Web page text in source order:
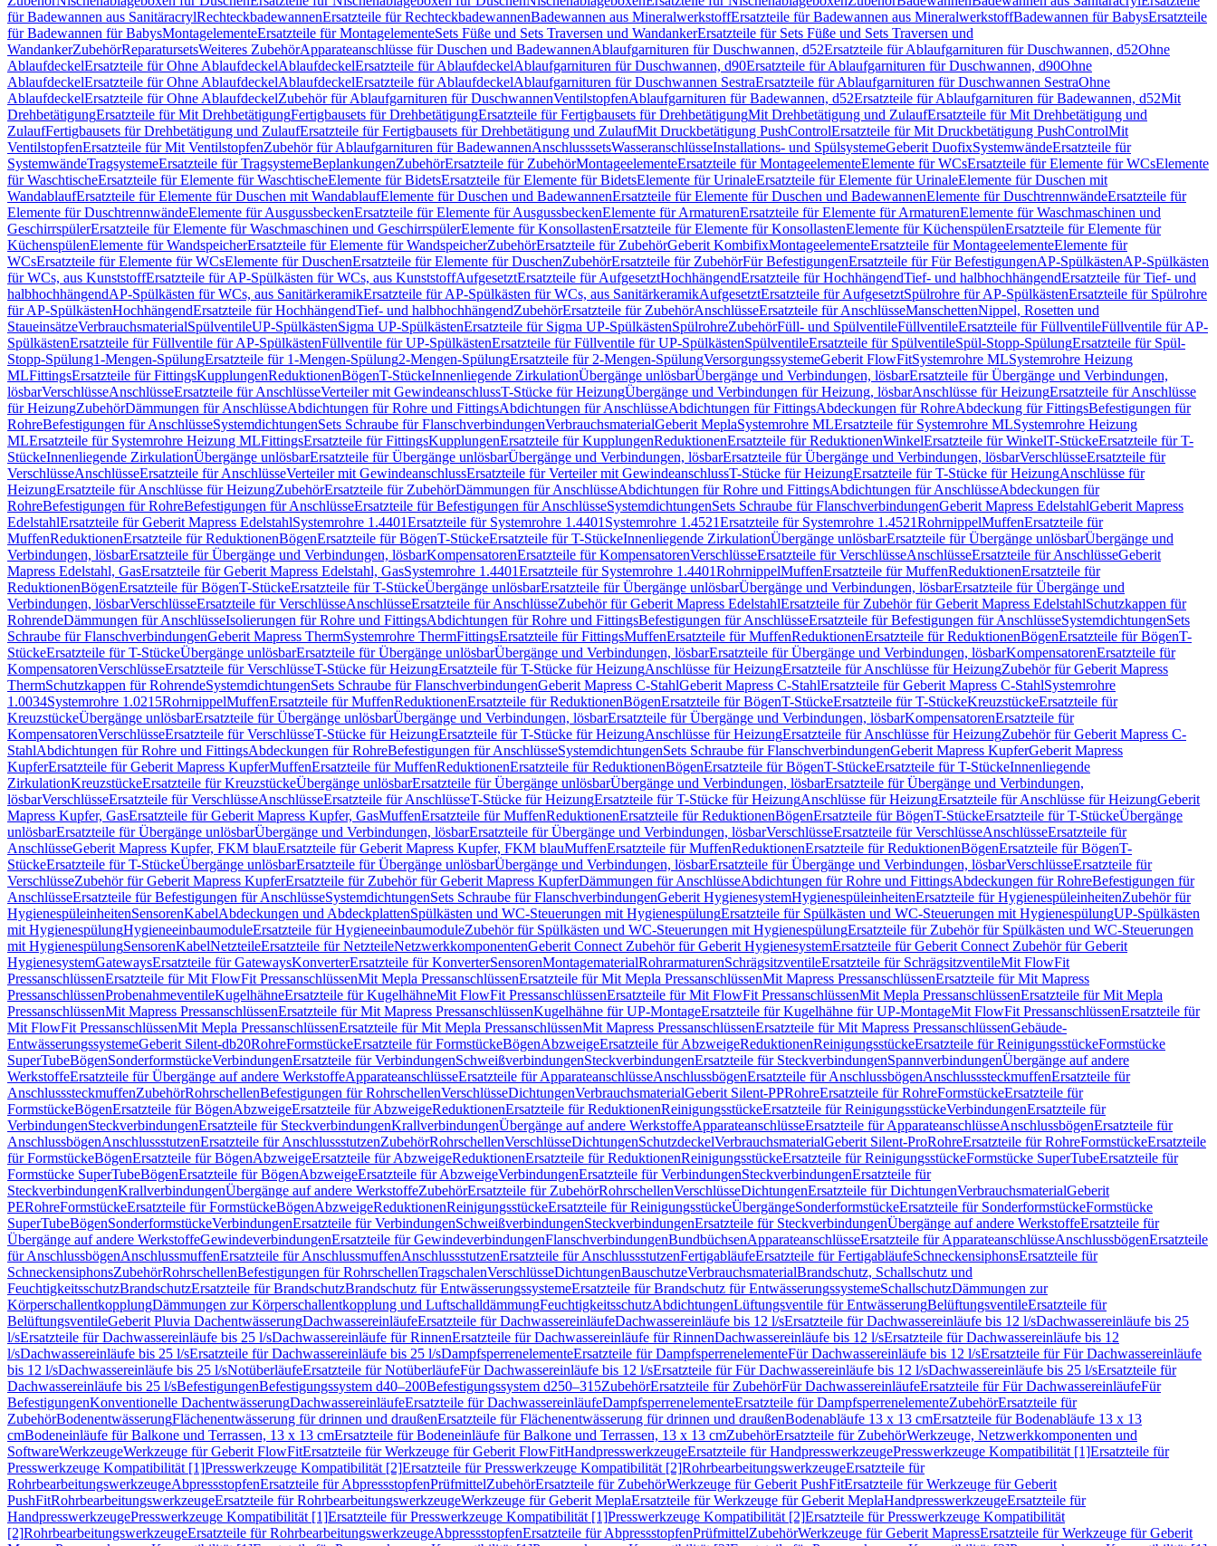
für Badewannen aus SanitäracrylRechteckbadewannenErsatzteile für RechteckbadewannenBadewannen aus MineralwerkstoffErsatzteile für Badewannen aus MineralwerkstoffBadewannen für BabysErsatzteile
für Badewannen für BabysMontagelementeErsatzteile für MontagelementeSets Füße und Sets Traversen und WandankerErsatzteile für Sets Füße und Sets Traversen und
WandankerZubehörReparatursetsWeiteres ZubehörApparateanschlüsse für Duschen und BadewannenAblaufgarnituren für Duschwannen, d52Ersatzteile für Ablaufgarnituren für Duschwannen, d52Ohne
AblaufdeckelErsatzteile für Ohne AblaufdeckelAblaufdeckelErsatzteile für AblaufdeckelAblaufgarnituren für Duschwannen, d90Ersatzteile für Ablaufgarnituren für Duschwannen, d90Ohne
AblaufdeckelErsatzteile für Ohne AblaufdeckelAblaufdeckelErsatzteile für AblaufdeckelAblaufgarnituren für Duschwannen SestraErsatzteile für Ablaufgarnituren für Duschwannen SestraOhne
AblaufdeckelErsatzteile für Ohne AblaufdeckelZubehör für Ablaufgarnituren für DuschwannenVentilstopfenAblaufgarnituren für Badewannen, d52Ersatzteile für Ablaufgarnituren für Badewannen, d52Mit
DrehbetätigungErsatzteile für Mit DrehbetätigungFertigbausets für DrehbetätigungErsatzteile für Fertigbausets für DrehbetätigungMit Drehbetätigung und ZulaufErsatzteile für Mit Drehbetätigung und
ZulaufFertigbausets für Drehbetätigung und ZulaufErsatzteile für Fertigbausets für Drehbetätigung und ZulaufMit Druckbetätigung PushControlErsatzteile für Mit Druckbetätigung PushControlMit
VentilstopfenErsatzteile für Mit VentilstopfenZubehör für Ablaufgarnituren für BadewannenAnschlusssetsWasseranschlüsseInstallations- und SpülsystemeGeberit DuofixSystemwändeErsatzteile für
SystemwändeTragsystemeErsatzteile für TragsystemeBeplankungenZubehörErsatzteile für ZubehörMontageelementeErsatzteile für MontageelementeElemente für WCsErsatzteile für Elemente für WCsElemente
für WaschtischeErsatzteile für Elemente für WaschtischeElemente für BidetsErsatzteile für Elemente für BidetsElemente für UrinaleErsatzteile für Elemente für UrinaleElemente für Duschen mit
WandablaufErsatzteile für Elemente für Duschen mit WandablaufElemente für Duschen und BadewannenErsatzteile für Elemente für Duschen und BadewannenElemente für DuschtrennwändeErsatzteile für
Elemente für DuschtrennwändeElemente für AusgussbeckenErsatzteile für Elemente für AusgussbeckenElemente für ArmaturenErsatzteile für Elemente für ArmaturenElemente für Waschmaschinen und
GeschirrspülerErsatzteile für Elemente für Waschmaschinen und GeschirrspülerElemente für KonsollastenErsatzteile für Elemente für KonsollastenElemente für KüchenspülenErsatzteile für Elemente für
KüchenspülenElemente für WandspeicherErsatzteile für Elemente für WandspeicherZubehörErsatzteile für ZubehörGeberit KombifixMontageelementeErsatzteile für MontageelementeElemente für
WCsErsatzteile für Elemente für WCsElemente für DuschenErsatzteile für Elemente für DuschenZubehörErsatzteile für ZubehörFür BefestigungenErsatzteile für Für BefestigungenAP-SpülkästenAP-Spülkästen
für WCs, aus KunststoffErsatzteile für AP-Spülkästen für WCs, aus KunststoffAufgesetztErsatzteile für AufgesetztHochhängendErsatzteile für HochhängendTief- und halbhochhängendErsatzteile für Tief- und
halbhochhängendAP-Spülkästen für WCs, aus SanitärkeramikErsatzteile für AP-Spülkästen für WCs, aus SanitärkeramikAufgesetztErsatzteile für AufgesetztSpülrohre für AP-SpülkästenErsatzteile für Spülrohre
für AP-SpülkästenHochhängendErsatzteile für HochhängendTief- und halbhochhängendZubehörErsatzteile für ZubehörAnschlüsseErsatzteile für AnschlüsseManschettenNippel, Rosetten und
StaueinsätzeVerbrauchsmaterialSpülventileUP-SpülkästenSigma UP-SpülkästenErsatzteile für Sigma UP-SpülkästenSpülrohreZubehörFüll- und SpülventileFüllventileErsatzteile für FüllventileFüllventile für AP-
SpülkästenErsatzteile für Füllventile für AP-SpülkästenFüllventile für UP-SpülkästenErsatzteile für Füllventile für UP-SpülkästenSpülventileErsatzteile für SpülventileSpül-Stopp-SpülungErsatzteile für Spül-
Stopp-Spülung1-Mengen-SpülungErsatzteile für 1-Mengen-Spülung2-Mengen-SpülungErsatzteile für 2-Mengen-SpülungVersorgungssystemeGeberit FlowFitSystemrohre MLSystemrohre Heizung
MLFittingsErsatzteile für FittingsKupplungenReduktionenBögenT-StückeInnenliegende ZirkulationÜbergänge unlösbarÜbergänge und Verbindungen, lösbarErsatzteile für Übergänge und Verbindungen,
lösbarVerschlüsseAnschlüsseErsatzteile für AnschlüsseVerteiler mit GewindeanschlussT-Stücke für HeizungÜbergänge und Verbindungen für Heizung, lösbarAnschlüsse für HeizungErsatzteile für Anschlüsse
für HeizungZubehörDämmungen für AnschlüsseAbdichtungen für Rohre und FittingsAbdichtungen für AnschlüsseAbdichtungen für FittingsAbdeckungen für RohreAbdeckung für FittingsBefestigungen für
RohreBefestigungen für AnschlüsseSystemdichtungenSets Schraube für FlanschverbindungenVerbrauchsmaterialGeberit MeplaSystemrohre MLErsatzteile für Systemrohre MLSystemrohre Heizung
MLErsatzteile für Systemrohre Heizung MLFittingsErsatzteile für FittingsKupplungenErsatzteile für KupplungenReduktionenErsatzteile für ReduktionenWinkelErsatzteile für WinkelT-StückeErsatzteile für T-
StückeInnenliegende ZirkulationÜbergänge unlösbarErsatzteile für Übergänge unlösbarÜbergänge und Verbindungen, lösbarErsatzteile für Übergänge und Verbindungen, lösbarVerschlüsseErsatzteile für
VerschlüsseAnschlüsseErsatzteile für AnschlüsseVerteiler mit GewindeanschlussErsatzteile für Verteiler mit GewindeanschlussT-Stücke für HeizungErsatzteile für T-Stücke für HeizungAnschlüsse für
HeizungErsatzteile für Anschlüsse für HeizungZubehörErsatzteile für ZubehörDämmungen für AnschlüsseAbdichtungen für Rohre und FittingsAbdichtungen für AnschlüsseAbdeckungen für
RohreBefestigungen für RohreBefestigungen für AnschlüsseErsatzteile für Befestigungen für AnschlüsseSystemdichtungenSets Schraube für FlanschverbindungenGeberit Mapress EdelstahlGeberit Mapress
EdelstahlErsatzteile für Geberit Mapress EdelstahlSystemrohre 1.4401Ersatzteile für Systemrohre 1.4401 Systemrohre 1.4521Ersatzteile für Systemrohre 1.4521RohrnippelMuffenErsatzteile für
MuffenReduktionenErsatzteile für ReduktionenBögenErsatzteile für BögenT-StückeErsatzteile für T-StückeInnenliegende ZirkulationÜbergänge unlösbarErsatzteile für Übergänge unlösbarÜbergänge und
Verbindungen, lösbarErsatzteile für Übergänge und Verbindungen, lösbarKompensatorenErsatzteile für KompensatorenVerschlüsseErsatzteile für VerschlüsseAnschlüsseErsatzteile für AnschlüsseGeberit
Mapress Edelstahl, GasErsatzteile für Geberit Mapress Edelstahl, GasSystemrohre 1.4401Ersatzteile für Systemrohre 1.4401RohrnippelMuffenErsatzteile für MuffenReduktionenErsatzteile für
ReduktionenBögenErsatzteile für BögenT-StückeErsatzteile für T-StückeÜbergänge unlösbarErsatzteile für Übergänge unlösbarÜbergänge und Verbindungen, lösbarErsatzteile für Übergänge und
Verbindungen, lösbarVerschlüsseErsatzteile für VerschlüsseAnschlüsseErsatzteile für AnschlüsseZubehör für Geberit Mapress EdelstahlErsatzteile für Zubehör für Geberit Mapress EdelstahlSchutzkappen für
RohrendeDämmungen für AnschlüsseIsolierungen für Rohre und FittingsAbdichtungen für Rohre und FittingsBefestigungen für AnschlüsseErsatzteile für Befestigungen für AnschlüsseSystemdichtungenSets
Schraube für FlanschverbindungenGeberit Mapress ThermSystemrohre ThermFittingsErsatzteile für FittingsMuffenErsatzteile für MuffenReduktionenErsatzteile für ReduktionenBögenErsatzteile für BögenT-
StückeErsatzteile für T-StückeÜbergänge unlösbarErsatzteile für Übergänge unlösbarÜbergänge und Verbindungen, lösbarErsatzteile für Übergänge und Verbindungen, lösbarKompensatorenErsatzteile für
KompensatorenVerschlüsseErsatzteile für VerschlüsseT-Stücke für HeizungErsatzteile für T-Stücke für HeizungAnschlüsse für HeizungErsatzteile für Anschlüsse für HeizungZubehör für Geberit Mapress
ThermSchutzkappen für RohrendeSystemdichtungenSets Schraube für FlanschverbindungenGeberit Mapress C-StahlGeberit Mapress C-StahlErsatzteile für Geberit Mapress C-StahlSystemrohre
1.0034Systemrohre 1.0215RohrnippelMuffenErsatzteile für MuffenReduktionenErsatzteile für ReduktionenBögenErsatzteile für BögenT-StückeErsatzteile für T-StückeKreuzstückeErsatzteile für
KreuzstückeÜbergänge unlösbarErsatzteile für Übergänge unlösbarÜbergänge und Verbindungen, lösbarErsatzteile für Übergänge und Verbindungen, lösbarKompensatorenErsatzteile für
KompensatorenVerschlüsseErsatzteile für VerschlüsseT-Stücke für HeizungErsatzteile für T-Stücke für HeizungAnschlüsse für HeizungErsatzteile für Anschlüsse für HeizungZubehör für Geberit Mapress C-
StahlAbdichtungen für Rohre und FittingsAbdeckungen für RohreBefestigungen für AnschlüsseSystemdichtungenSets Schraube für FlanschverbindungenGeberit Mapress KupferGeberit Mapress
KupferErsatzteile für Geberit Mapress KupferMuffenErsatzteile für MuffenReduktionenErsatzteile für ReduktionenBögenErsatzteile für BögenT-StückeErsatzteile für T-StückeInnenliegende
ZirkulationKreuzstückeErsatzteile für KreuzstückeÜbergänge unlösbarErsatzteile für Übergänge unlösbarÜbergänge und Verbindungen, lösbarErsatzteile für Übergänge und Verbindungen,
lösbarVerschlüsseErsatzteile für VerschlüsseAnschlüsseErsatzteile für AnschlüsseT-Stücke für HeizungErsatzteile für T-Stücke für HeizungAnschlüsse für HeizungErsatzteile für Anschlüsse für HeizungGeberit
Mapress Kupfer, GasErsatzteile für Geberit Mapress Kupfer, GasMuffenErsatzteile für MuffenReduktionenErsatzteile für ReduktionenBögenErsatzteile für BögenT-StückeErsatzteile für T-StückeÜbergänge
unlösbarErsatzteile für Übergänge unlösbarÜbergänge und Verbindungen, lösbarErsatzteile für Übergänge und Verbindungen, lösbarVerschlüsseErsatzteile für VerschlüsseAnschlüsseErsatzteile für
AnschlüsseGeberit Mapress Kupfer, FKM blauErsatzteile für Geberit Mapress Kupfer, FKM blauMuffenErsatzteile für MuffenReduktionenErsatzteile für ReduktionenBögenErsatzteile für BögenT-
StückeErsatzteile für T-StückeÜbergänge unlösbarErsatzteile für Übergänge unlösbarÜbergänge und Verbindungen, lösbarErsatzteile für Übergänge und Verbindungen, lösbarVerschlüsseErsatzteile für
VerschlüsseZubehör für Geberit Mapress KupferErsatzteile für Zubehör für Geberit Mapress KupferDämmungen für AnschlüsseAbdichtungen für Rohre und FittingsAbdeckungen für RohreBefestigungen für
AnschlüsseErsatzteile für Befestigungen für AnschlüsseSystemdichtungenSets Schraube für FlanschverbindungenGeberit HygienesystemHygienespüleinheitenErsatzteile für HygienespüleinheitenZubehör für
HygienespüleinheitenSensorenKabelAbdeckungen und AbdeckplattenSpülkästen und WC-Steuerungen mit HygienespülungErsatzteile für Spülkästen und WC-Steuerungen mit HygienespülungUP-Spülkästen
mit HygienespülungHygieneeinbaumoduleErsatzteile für HygieneeinbaumoduleZubehör für Spülkästen und WC-Steuerungen mit HygienespülungErsatzteile für Zubehör für Spülkästen und WC-Steuerungen
mit HygienespülungSensorenKabelNetzteileErsatzteile für NetzteileNetzwerkkomponentenGeberit Connect Zubehör für Geberit HygienesystemErsatzteile für Geberit Connect Zubehör für Geberit
HygienesystemGatewaysErsatzteile für GatewaysKonverterErsatzteile für KonverterSensorenMontagematerialRohrarmaturenSchrägsitzventileErsatzteile für SchrägsitzventileMit FlowFit
PressanschlüssenErsatzteile für Mit FlowFit PressanschlüssenMit Mepla PressanschlüssenErsatzteile für Mit Mepla PressanschlüssenMit Mapress PressanschlüssenErsatzteile für Mit Mapress
PressanschlüssenProbenahmeventileKugelhähneErsatzteile für KugelhähneMit FlowFit PressanschlüssenErsatzteile für Mit FlowFit PressanschlüssenMit Mepla PressanschlüssenErsatzteile für Mit Mepla
PressanschlüssenMit Mapress PressanschlüssenErsatzteile für Mit Mapress PressanschlüssenKugelhähne für UP-MontageErsatzteile für Kugelhähne für UP-MontageMit FlowFit PressanschlüssenErsatzteile für
Mit FlowFit PressanschlüssenMit Mepla PressanschlüssenErsatzteile für Mit Mepla PressanschlüssenMit Mapress PressanschlüssenErsatzteile für Mit Mapress PressanschlüssenGebäude-
EntwässerungssystemeGeberit Silent-db20RohreFormstückeErsatzteile für FormstückeBögenAbzweigeErsatzteile für AbzweigeReduktionenReinigungsstückeErsatzteile für ReinigungsstückeFormstücke
SuperTubeBögenSonderformstückeVerbindungenErsatzteile für VerbindungenSchweißverbindungenSteckverbindungenErsatzteile für SteckverbindungenSpannverbindungenÜbergänge auf andere
WerkstoffeErsatzteile für Übergänge auf andere WerkstoffeApparateanschlüsseErsatzteile für ApparateanschlüsseAnschlussbögenErsatzteile für AnschlussbögenAnschlusssteckmuffenErsatzteile für
AnschlusssteckmuffenZubehörRohrschellenBefestigungen für RohrschellenVerschlüsseDichtungenVerbrauchsmaterialGeberit Silent-PPRohreErsatzteile für RohreFormstückeErsatzteile für
FormstückeBögenErsatzteile für BögenAbzweigeErsatzteile für AbzweigeReduktionenErsatzteile für ReduktionenReinigungsstückeErsatzteile für ReinigungsstückeVerbindungenErsatzteile für
VerbindungenSteckverbindungenErsatzteile für SteckverbindungenKrallverbindungenÜbergänge auf andere WerkstoffeApparateanschlüsseErsatzteile für ApparateanschlüsseAnschlussbögenErsatzteile für
AnschlussbögenAnschlussstutzenErsatzteile für AnschlussstutzenZubehörRohrschellenVerschlüsseDichtungenSchutzdeckelVerbrauchsmaterialGeberit Silent-ProRohreErsatzteile für RohreFormstückeErsatzteile
für FormstückeBögenErsatzteile für BögenAbzweigeErsatzteile für AbzweigeReduktionenErsatzteile für ReduktionenReinigungsstückeErsatzteile für ReinigungsstückeFormstücke SuperTubeErsatzteile für
Formstücke SuperTubeBögenErsatzteile für BögenAbzweigeErsatzteile für AbzweigeVerbindungenErsatzteile für VerbindungenSteckverbindungenErsatzteile für
SteckverbindungenKrallverbindungenÜbergänge auf andere WerkstoffeZubehörErsatzteile für ZubehörRohrschellenVerschlüsseDichtungenErsatzteile für DichtungenVerbrauchsmaterialGeberit
PERohreFormstückeErsatzteile für FormstückeBögenAbzweigeReduktionenReinigungsstückeErsatzteile für ReinigungsstückeÜbergängeSonderformstückeErsatzteile für SonderformstückeFormstücke
SuperTubeBögenSonderformstückeVerbindungenErsatzteile für VerbindungenSchweißverbindungenSteckverbindungenErsatzteile für SteckverbindungenÜbergänge auf andere WerkstoffeErsatzteile für
Übergänge auf andere WerkstoffeGewindeverbindungenErsatzteile für GewindeverbindungenFlanschverbindungenBundbüchsenApparateanschlüsseErsatzteile für ApparateanschlüsseAnschlussbögenErsatzteile
für AnschlussbögenAnschlussmuffenErsatzteile für AnschlussmuffenAnschlussstutzenErsatzteile für AnschlussstutzenFertigabläufeErsatzteile für FertigabläufeSchneckensiphonsErsatzteile für
SchneckensiphonsZubehörRohrschellenBefestigungen für RohrschellenTragschalenVerschlüsseDichtungenBauschutzeVerbrauchsmaterialBrandschutz, Schallschutz und
FeuchtigkeitsschutzBrandschutzErsatzteile für BrandschutzBrandschutz für EntwässerungssystemeErsatzteile für Brandschutz für EntwässerungssystemeSchallschutzDämmungen zur
KörperschallentkopplungDämmungen zur Körperschallentkopplung und LuftschalldämmungFeuchtigkeitsschutzAbdichtungenLüftungsventile für EntwässerungBelüftungsventileErsatzteile für
BelüftungsventileGeberit Pluvia DachentwässerungDachwassereinläufeErsatzteile für DachwassereinläufeDachwassereinläufe bis 12 l/sErsatzteile für Dachwassereinläufe bis 12 l/sDachwassereinläufe bis 25
l/sErsatzteile für Dachwassereinläufe bis 25 l/sDachwassereinläufe für RinnenErsatzteile für Dachwassereinläufe für RinnenDachwassereinläufe bis 12 l/sErsatzteile für Dachwassereinläufe bis 12
l/sDachwassereinläufe bis 25 l/sErsatzteile für Dachwassereinläufe bis 25 l/sDampfsperrenelementeErsatzteile für DampfsperrenelementeFür Dachwassereinläufe bis 12 l/sErsatzteile für Für Dachwassereinläufe
bis 12 l/sDachwassereinläufe bis 25 l/sNotüberläufeErsatzteile für NotüberläufeFür Dachwassereinläufe bis 12 l/sErsatzteile für Für Dachwassereinläufe bis 12 l/sDachwassereinläufe bis 25 l/sErsatzteile für
Dachwassereinläufe bis 25 l/sBefestigungenBefestigungssystem d40–200Befestigungssystem d250–315ZubehörErsatzteile für ZubehörFür DachwassereinläufeErsatzteile für Für DachwassereinläufeFür
BefestigungenKonventionelle DachentwässerungDachwassereinläufeErsatzteile für DachwassereinläufeDampfsperrenelementeErsatzteile für DampfsperrenelementeZubehörErsatzteile für
ZubehörBodenentwässerungFlächenentwässerung für drinnen und draußenErsatzteile für Flächenentwässerung für drinnen und draußenBodenabläufe 13 x 13 cmErsatzteile für Bodenabläufe 13 x 13
cmBodeneinläufe für Balkone und Terrassen, 13 x 13 cmErsatzteile für Bodeneinläufe für Balkone und Terrassen, 13 x 13 cmZubehörErsatzteile für ZubehörWerkzeuge, Netzwerkkomponenten und
SoftwareWerkzeugeWerkzeuge für Geberit FlowFitErsatzteile für Werkzeuge für Geberit FlowFitHandpresswerkzeugeErsatzteile für HandpresswerkzeugePresswerkzeuge Kompatibilität [1]Ersatzteile für
Presswerkzeuge Kompatibilität [1]Presswerkzeuge Kompatibilität [2]Ersatzteile für Presswerkzeuge Kompatibilität [2]RohrbearbeitungswerkzeugeErsatzteile für
RohrbearbeitungswerkzeugeAbpressstopfenErsatzteile für AbpressstopfenPrüfmittelZubehörErsatzteile für ZubehörWerkzeuge für Geberit PushFitErsatzteile für Werkzeuge für Geberit
PushFitRohrbearbeitungswerkzeugeErsatzteile für RohrbearbeitungswerkzeugeWerkzeuge für Geberit MeplaErsatzteile für Werkzeuge für Geberit MeplaHandpresswerkzeugeErsatzteile für
HandpresswerkzeugePresswerkzeuge Kompatibilität [1]Ersatzteile für Presswerkzeuge Kompatibilität [1]Presswerkzeuge Kompatibilität [2]Ersatzteile für Presswerkzeuge Kompatibilität
[2]RohrbearbeitungswerkzeugeErsatzteile für RohrbearbeitungswerkzeugeAbpressstopfenErsatzteile für AbpressstopfenPrüfmittelZubehörWerkzeuge für Geberit MapressErsatzteile für Werkzeuge für Geberit